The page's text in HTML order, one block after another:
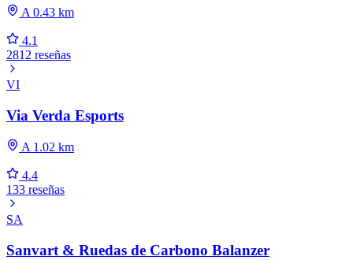
A 0.43 km
4.1
2812 reseñas
VI
Via Verda Esports
A 1.02 km
4.4
133 reseñas
SA
Sanvart & Ruedas de Carbono Balanzer